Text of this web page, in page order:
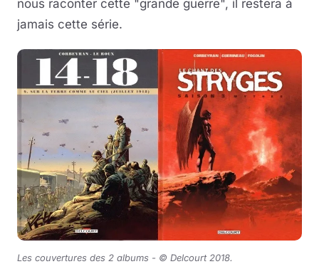
nous raconter cette "grande guerre", il restera à
jamais cette série.
Les couvertures des 2 albums - © Delcourt 2018.